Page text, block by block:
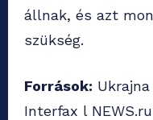
állnak, és azt
szükség.
Források:
Interfax l